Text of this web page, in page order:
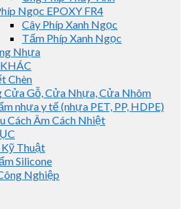
Ngọc EPOXY FR4
Cây Phíp Xanh Ngọc
Tấm Phíp Xanh Ngọc
Nhựa
Chèn
Cửa Gỗ, Cửa Nhựa, Cửa Nhôm
nhựa y tế (nhựa PET, PP, HDPE)
Cách Âm Cách Nhiệt
Kỹ Thuật
Silicone
Nghiệp